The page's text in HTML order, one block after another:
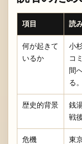
項目 読
何が起きて
いるか
小
コ
間
る。
歴史的背景
銭
戦
危機
東